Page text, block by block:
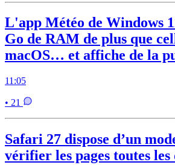
L'app Météo de Windows
Go de RAM de plus que
macOS… et affiche de la
11:05
• 21
Safari 27 dispose d’un
vérifier les pages toutes